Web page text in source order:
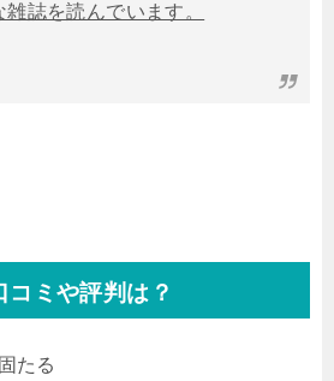
誌を読んでいます。
ミや評判は？
たる